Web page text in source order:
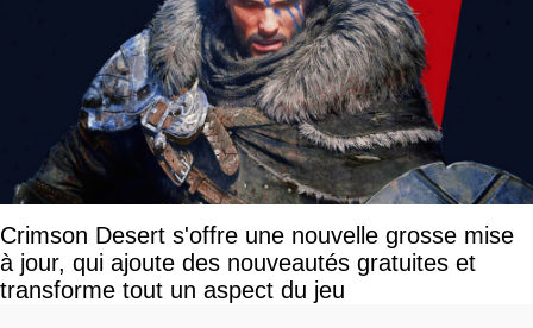
Crimson Desert s'offre une nouvelle grosse mise
à jour, qui ajoute des nouveautés gratuites et
transforme tout un aspect du jeu